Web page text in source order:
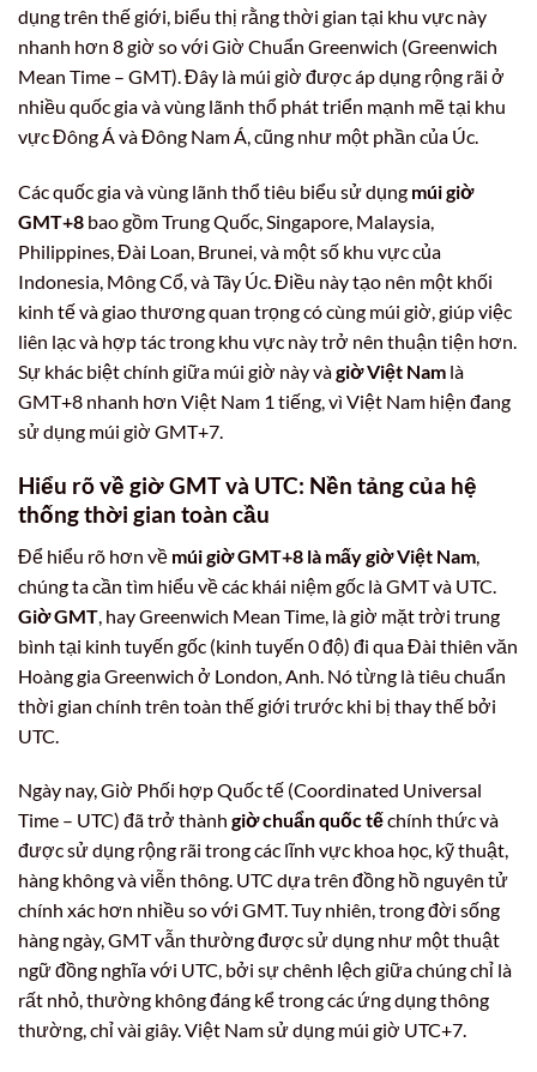
dụng trên thế giới, biểu thị rằng thời gian tại khu vực này
nhanh hơn 8 giờ so với Giờ Chuẩn Greenwich (Greenwich
Mean Time – GMT). Đây là múi giờ được áp dụng rộng rãi ở
nhiều quốc gia và vùng lãnh thổ phát triển mạnh mẽ tại khu
vực Đông Á và Đông Nam Á, cũng như một phần của Úc.
Các quốc gia và vùng lãnh thổ tiêu biểu sử dụng múi giờ
GMT+8 bao gồm Trung Quốc, Singapore, Malaysia,
Philippines, Đài Loan, Brunei, và một số khu vực của
Indonesia, Mông Cổ, và Tây Úc. Điều này tạo nên một khối
kinh tế và giao thương quan trọng có cùng múi giờ, giúp việc
liên lạc và hợp tác trong khu vực này trở nên thuận tiện hơn.
Sự khác biệt chính giữa múi giờ này vàgiờ Việt Nam là
GMT+8 nhanh hơn Việt Nam 1 tiếng, vì Việt Nam hiện đang
sử dụng múi giờ GMT+7.
Hiểu rõ về giờ GMT và UTC: Nền tảng của hệ
thống thời gian toàn cầu
Để hiểu rõ hơn về múi giờ GMT+8 là mấy giờ Việt Nam
chúng ta cần tìm hiểu về các khái niệm gốc là GMT và UTC.
Giờ GMT , hay Greenwich Mean Time, là giờ mặt trời trung
bình tại kinh tuyến gốc (kinh tuyến 0 độ) đi qua Đài thiên văn
Hoàng gia Greenwich ở London, Anh. Nó từng là tiêu chuẩn
thời gian chính trên toàn thế giới trước khi bị thay thế bởi
UTC.
Ngày nay, Giờ Phối hợp Quốc tế (Coordinated Universal
Time – UTC) đã trở thành giờ chuẩn quốc tếchính thức và
được sử dụng rộng rãi trong các lĩnh vực khoa học, kỹ thuật,
hàng không và viễn thông. UTC dựa trên đồng hồ nguyên tử
chính xác hơn nhiều so với GMT. Tuy nhiên, trong đời sống
hàng ngày, GMT vẫn thường được sử dụng như một thuật
ngữ đồng nghĩa với UTC, bởi sự chênh lệch giữa chúng chỉ là
rất nhỏ, thường không đáng kể trong các ứng dụng thông
thường, chỉ vài giây. Việt Nam sử dụng múi giờ UTC+7.